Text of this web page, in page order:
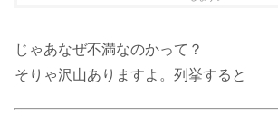
じゃあなぜ不満なのかって？
そりゃ沢山ありますよ。列挙すると